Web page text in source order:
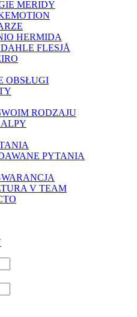
MERIDY
HERMIDA
FLESJÅ
OBSŁUGI
RODZAJU
PYTANIA
V TEAM